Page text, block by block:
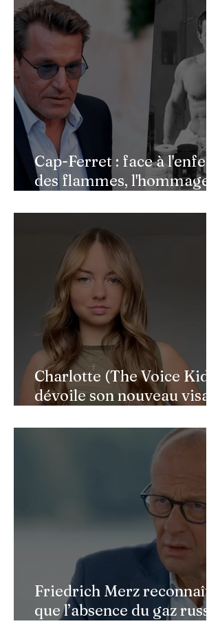
Cap-Ferret : face à l'enfer
des flammes, l'hommage
héros de l'ombre
Charlotte (The Voice Kids)
dévoile son nouveau visage
faciale : une renaissance
bouleversante pour ses 16
Friedrich Merz reconnaît
que l’absence du gaz russe